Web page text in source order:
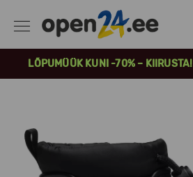
LÕPUMÜÜK KUNI -70% – KIIRUSTA!